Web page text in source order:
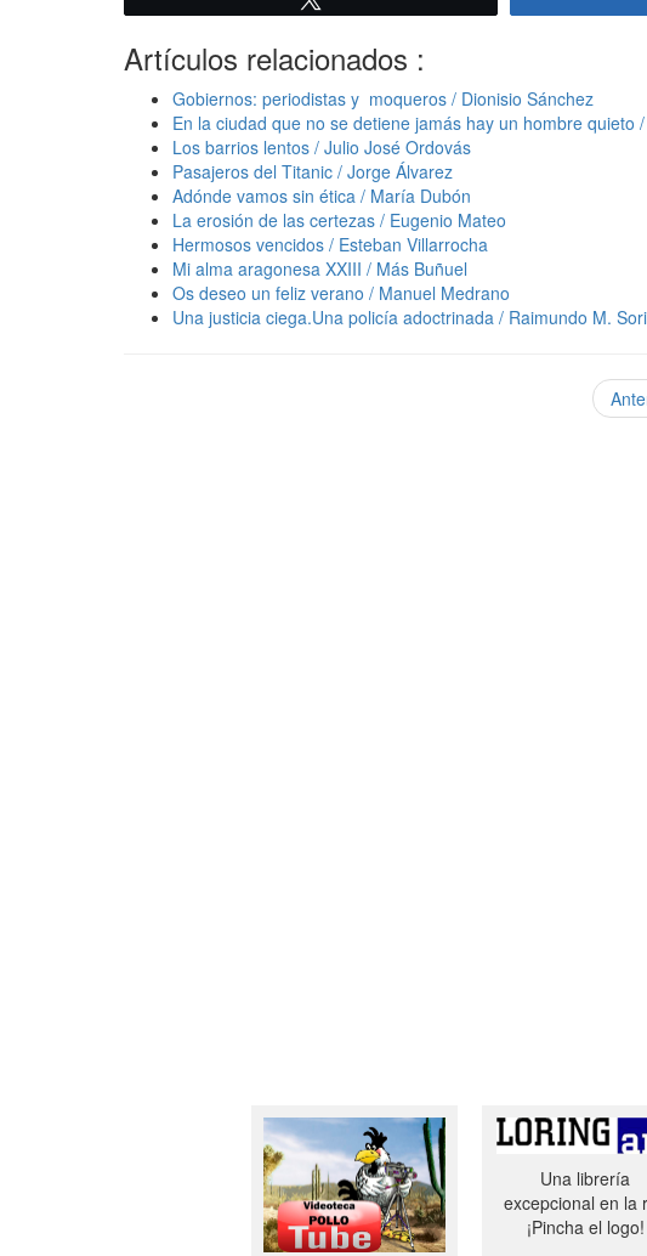
Artículos relacionados :
Gobiernos: periodistas y moqueros / Dionisio Sánchez
En la ciudad que no se detiene jamás hay un hombre quieto
Los barrios lentos / Julio José Ordovás
Pasajeros del Titanic / Jorge Álvarez
Adónde vamos sin ética / María Dubón
La erosión de las certezas / Eugenio Mateo
Hermosos vencidos / Esteban Villarrocha
Mi alma aragonesa XXIII / Más Buñuel
Os deseo un feliz verano / Manuel Medrano
Una justicia ciega.Una policía adoctrinada / Raimundo M.
Una librería
excepcional en la
¡Pincha el logo!